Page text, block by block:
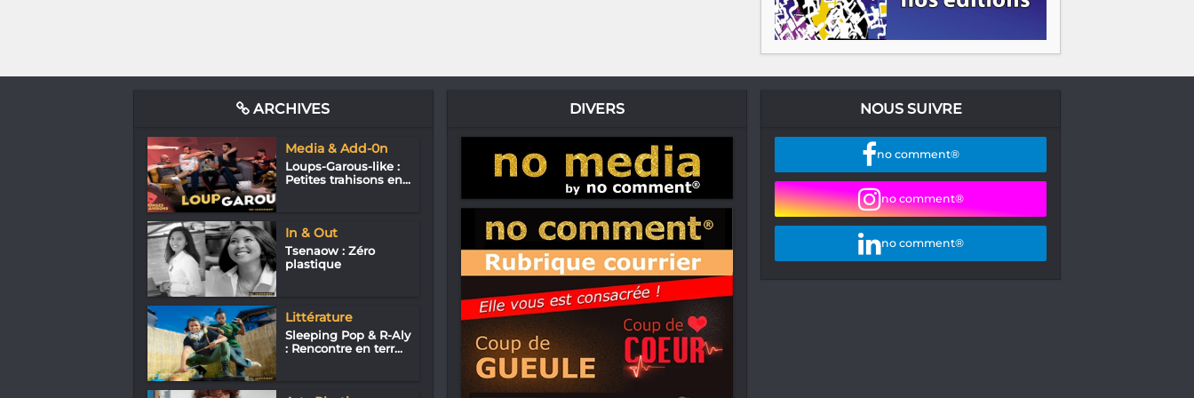
ARCHIVES
Media & Add-0n
Loups-Garous-like :
Petites trahisons en...
In & Out
Tsenaow : Zéro
plastique
Littérature
Sleeping Pop & R-Aly
: Rencontre en terr...
DIVERS NOUS SUIVRE
no comment®
no comment®
no comment®